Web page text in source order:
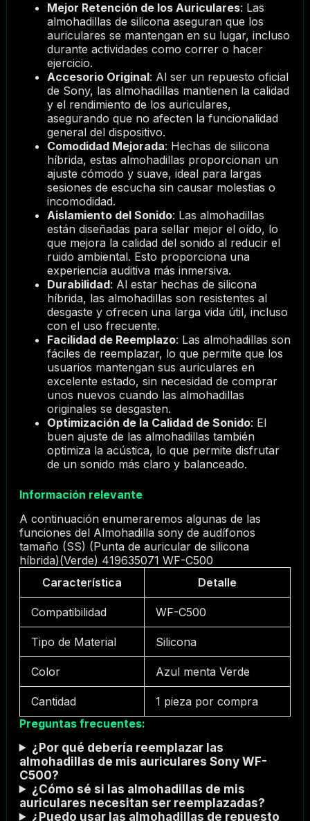
Mejor Retención de los Auriculares: Las
almohadillas de silicona aseguran que los
auriculares se mantengan en su lugar, incluso
durante actividades como correr o hacer
ejercicio.
Accesorio Original: Al ser un repuesto oficial
de Sony, las almohadillas mantienen la calidad
y el rendimiento de los auriculares,
asegurando que no afecten la funcionalidad
general del dispositivo.
Comodidad Mejorada: Hechas de silicona
híbrida, estas almohadillas proporcionan un
ajuste cómodo y suave, ideal para largas
sesiones de escucha sin causar molestias o
incomodidad.
Aislamiento del Sonido: Las almohadillas
están diseñadas para sellar mejor el oído, lo
que mejora la calidad del sonido al reducir el
ruido ambiental. Esto proporciona una
experiencia auditiva más inmersiva.
Durabilidad: Al estar hechas de silicona
híbrida, las almohadillas son resistentes al
desgaste y ofrecen una larga vida útil, incluso
con el uso frecuente.
Facilidad de Reemplazo: Las almohadillas son
fáciles de reemplazar, lo que permite que los
usuarios mantengan sus auriculares en
excelente estado, sin necesidad de comprar
unos nuevos cuando las almohadillas
originales se desgasten.
Optimización de la Calidad de Sonido: El
buen ajuste de las almohadillas también
optimiza la acústica, lo que permite disfrutar
de un sonido más claro y balanceado.
Información relevante
A continuación enumeraremos algunas de las
funciones del Almohadilla sony de audífonos
tamaño (SS) (Punta de auricular de silicona
híbrida)(Verde) 419635071 WF-C500
Característica
Detalle
Compatibilidad WF-C500
Tipo de Material Silicona
Color Azul menta Verde
Cantidad
1 pieza por compra
Preguntas frecuentes:
¿Por qué debería reemplazar las
almohadillas de mis auriculares Sony WF-
C500?
¿Cómo sé si las almohadillas de mis
auriculares necesitan ser reemplazadas?
¿Puedo usar las almohadillas de repuesto